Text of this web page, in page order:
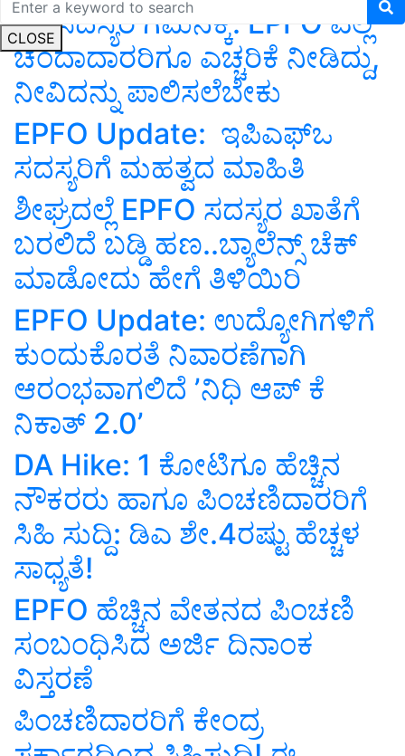
CLOSE
PF ಸದಸ್ಯರ ಗಮನಕ್ಕೆ: EPFO ಎಲ್ಲ
ಚಂದಾದಾರರಿಗೂ ಎಚ್ಚರಿಕೆ ನೀಡಿದ್ದು,
ನೀವಿದನ್ನು ಪಾಲಿಸಲೆಬೇಕು
EPFO Update: ಇಪಿಎಫ್‌ಒ
ಸದಸ್ಯರಿಗೆ ಮಹತ್ವದ ಮಾಹಿತಿ
ಶೀಘ್ರದಲ್ಲೆ EPFO ಸದಸ್ಯರ ಖಾತೆಗೆ
ಬರಲಿದೆ ಬಡ್ಡಿ ಹಣ..ಬ್ಯಾಲೆನ್ಸ್ ಚೆಕ್‌
ಮಾಡೋದು ಹೇಗೆ ತಿಳಿಯಿರಿ
EPFO Update: ಉದ್ಯೋಗಿಗಳಿಗೆ
ಕುಂದುಕೊರತೆ ನಿವಾರಣೆಗಾಗಿ
ಆರಂಭವಾಗಲಿದೆ ʼನಿಧಿ ಆಪ್ ಕೆ
ನಿಕಾತ್ 2.0ʼ
DA Hike: 1 ಕೋಟಿಗೂ ಹೆಚ್ಚಿನ
ನೌಕರರು ಹಾಗೂ ಪಿಂಚಣಿದಾರರಿಗೆ
ಸಿಹಿ ಸುದ್ದಿ: ಡಿಎ ಶೇ.4ರಷ್ಟು ಹೆಚ್ಚಳ
ಸಾಧ್ಯತೆ!
EPFO ಹೆಚ್ಚಿನ ವೇತನದ ಪಿಂಚಣಿ
ಸಂಬಂಧಿಸಿದ ಅರ್ಜಿ ದಿನಾಂಕ
ವಿಸ್ತರಣೆ
ಪಿಂಚಣಿದಾರರಿಗೆ ಕೇಂದ್ರ